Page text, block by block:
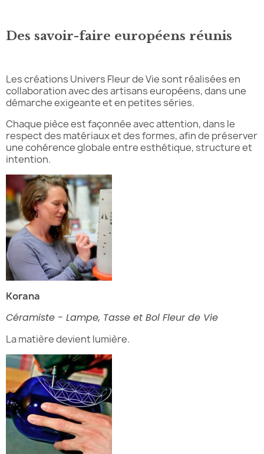
Des savoir-faire européens réunis
Les créations Univers Fleur de Vie sont réalisées en
collaboration avec des artisans européens, dans une
démarche exigeante et en petites séries.
Chaque pièce est façonnée avec attention, dans le
respect des matériaux et des formes, afin de préserver
une cohérence globale entre esthétique, structure et
intention.
Korana
Céramiste - Lampe, Tasse et Bol Fleur de Vie
La matière devient lumière.